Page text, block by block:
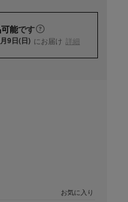
能です
9日(日) にお届け 詳細
お気に入り